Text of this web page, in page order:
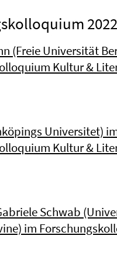
(Freie Universität
Kultur &
Universitet)
Kultur &
Schwab
im